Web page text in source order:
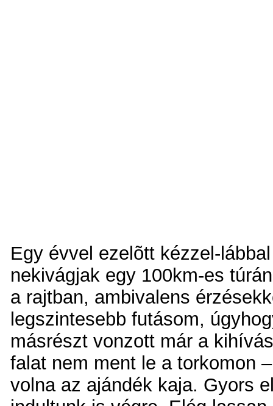
Egy évvel ezelõtt kézzel-
nekivágjak egy 100km-es
a rajtban, ambivalens
legszintesebb futásom,
másrészt vonzott már a
falat nem ment le a torkomon
volna az ajándék kaja. Gyors